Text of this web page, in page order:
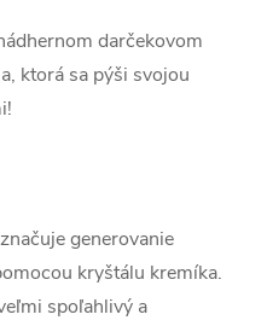
darčekovom
ktorá sa pýši svojou
generovanie
kryštálu kremíka.
spoľahlivý a